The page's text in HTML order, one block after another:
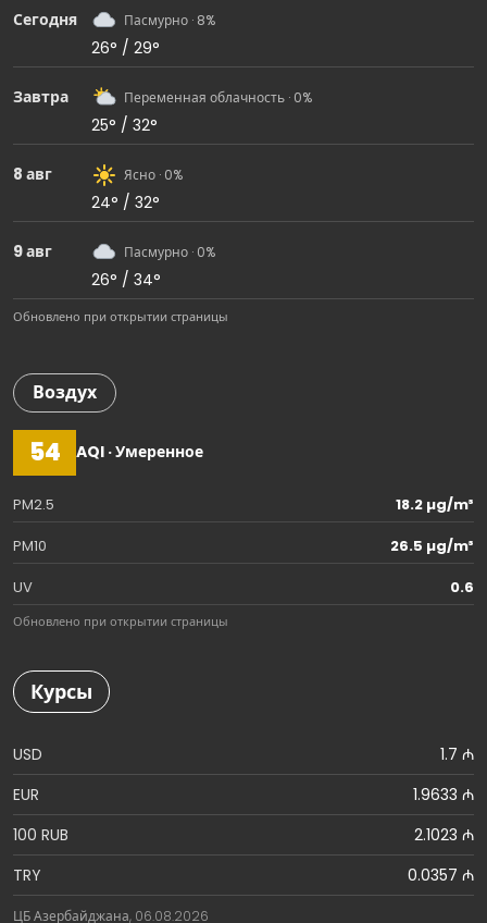
Сегодня Пасмурно · 8%
26° / 29°
Завтра Переменная облачность · 0%
25° / 32°
8 авг Ясно · 0%
24° / 32°
9 авг Пасмурно · 0%
26° / 34°
Обновлено при открытии страницы
Воздух
54 AQI · Умеренное
PM2.5
18.2 µg/m³
PM10
26.5 µg/m³
UV
0.6
Обновлено при открытии страницы
Курсы
USD
1.7 ₼
EUR
1.9633 ₼
100 RUB
2.1023 ₼
TRY
0.0357 ₼
ЦБ Азербайджана, 06.08.2026